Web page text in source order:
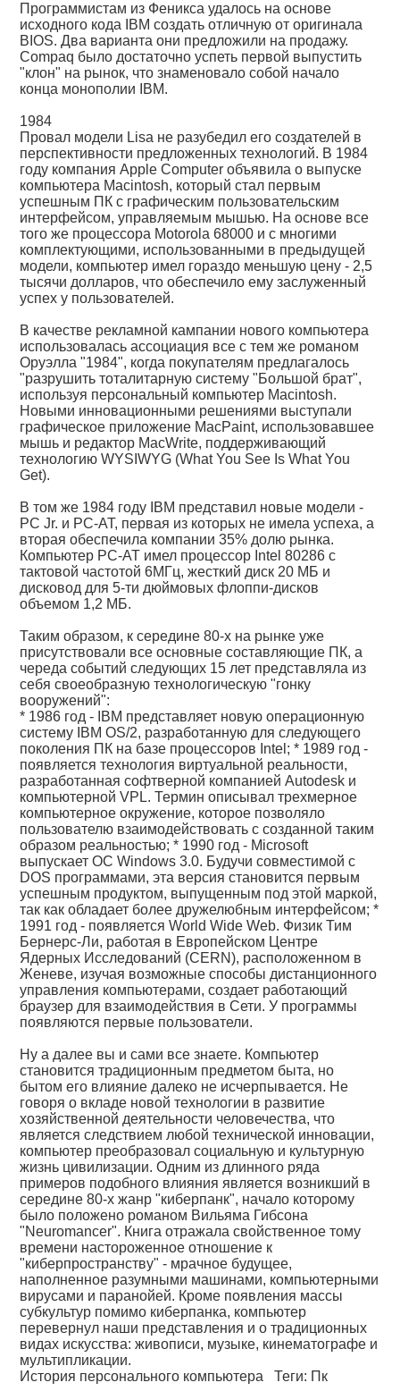
Программистам из Феникса удалось на основе
исходного кода IBM создать отличную от оригинала
BIOS. Два варианта они предложили на продажу.
Compaq было достаточно успеть первой выпустить
"клон" на рынок, что знаменовало собой начало
конца монополии IBM.
1984
Провал модели Lisa не разубедил его создателей в
перспективности предложенных технологий. В 1984
году компания Apple Computer объявила о выпуске
компьютера Macintosh, который стал первым
успешным ПК с графическим пользовательским
интерфейсом, управляемым мышью. На основе все
того же процессора Motorola 68000 и с многими
комплектующими, использованными в предыдущей
модели, компьютер имел гораздо меньшую цену - 2,5
тысячи долларов, что обеспечило ему заслуженный
успех у пользователей.
В качестве рекламной кампании нового компьютера
использовалась ассоциация все с тем же романом
Оруэлла "1984", когда покупателям предлагалось
"разрушить тоталитарную систему "Большой брат",
используя персональный компьютер Macintosh.
Новыми инновационными решениями выступали
графическое приложение MacPaint, использовавшее
мышь и редактор MacWrite, поддерживающий
технологию WYSIWYG (What You See Is What You
Get).
В том же 1984 году IBM представил новые модели -
PC Jr. и PC-AT, первая из которых не имела успеха, а
вторая обеспечила компании 35% долю рынка.
Компьютер PC-AT имел процессор Intel 80286 с
тактовой частотой 6МГц, жесткий диск 20 МБ и
дисковод для 5-ти дюймовых флоппи-дисков
объемом 1,2 МБ.
Таким образом, к середине 80-х на рынке уже
присутствовали все основные составляющие ПК, а
череда событий следующих 15 лет представляла из
себя своеобразную технологическую "гонку
вооружений":
* 1986 год - IBM представляет новую операционную
систему IBM OS/2, разработанную для следующего
поколения ПК на базе процессоров Intel; * 1989 год -
появляется технология виртуальной реальности,
разработанная софтверной компанией Autodesk и
компьютерной VPL. Термин описывал трехмерное
компьютерное окружение, которое позволяло
пользователю взаимодействовать с созданной таким
образом реальностью; * 1990 год - Microsoft
выпускает ОС Windows 3.0. Будучи совместимой с
DOS программами, эта версия становится первым
успешным продуктом, выпущенным под этой маркой,
так как обладает более дружелюбным интерфейсом; *
1991 год - появляется World Wide Web. Физик Тим
Бернерс-Ли, работая в Европейском Центре
Ядерных Исследований (CERN), расположенном в
Женеве, изучая возможные способы дистанционного
управления компьютерами, создает работающий
браузер для взаимодействия в Сети. У программы
появляются первые пользователи.
Ну а далее вы и сами все знаете. Компьютер
становится традиционным предметом быта, но
бытом его влияние далеко не исчерпывается. Не
говоря о вкладе новой технологии в развитие
хозяйственной деятельности человечества, что
является следствием любой технической инновации,
компьютер преобразовал социальную и культурную
жизнь цивилизации. Одним из длинного ряда
примеров подобного влияния является возникший в
середине 80-х жанр "киберпанк", начало которому
было положено романом Вильяма Гибсона
"Neuromancer". Книга отражала свойственное тому
времени настороженное отношение к
"киберпространству" - мрачное будущее,
наполненное разумными машинами, компьютерными
вирусами и паранойей. Кроме появления массы
субкультур помимо киберпанка, компьютер
перевернул наши представления и о традиционных
видах искусства: живописи, музыке, кинематографе и
мультипликации.
История персонального компьютера Теги: Пк